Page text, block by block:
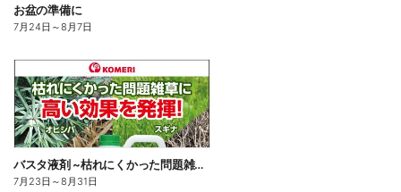
お盆の準備に
7月24日 ～8月7日
バスタ液剤 ~枯れにくかった問題雑草に高い効果を発揮!~
7月23日 ～8月31日